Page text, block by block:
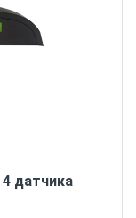
4 датчика